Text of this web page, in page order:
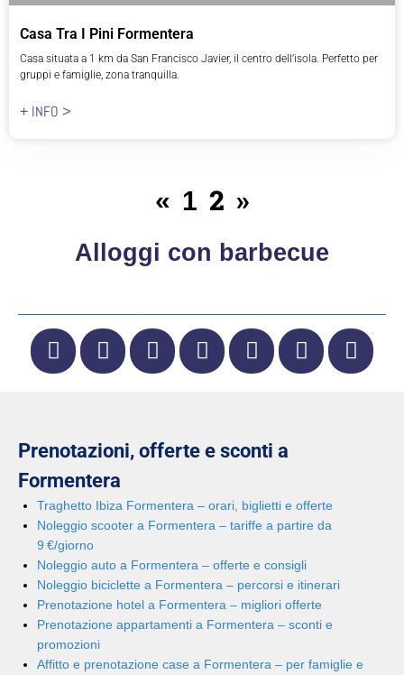
Casa Tra I Pini Formentera
Casa situata a 1 km da San Francisco Javier, il centro dell’isola. Perfetto per
gruppi e famiglie, zona tranquilla.
+ INFO >
« 1 2 »
Alloggi con barbecue
Prenotazioni, offerte e sconti a
Formentera
Traghetto Ibiza Formentera – orari, biglietti e offerte
Noleggio scooter a Formentera – tariffe a partire da
9 €/giorno
Noleggio auto a Formentera – offerte e consigli
Noleggio biciclette a Formentera – percorsi e itinerari
Prenotazione hotel a Formentera – migliori offerte
Prenotazione appartamenti a Formentera – sconti e
promozioni
Affitto e prenotazione case a Formentera – per famiglie e